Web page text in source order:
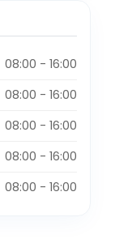
08:00 - 16:00
08:00 - 16:00
08:00 - 16:00
08:00 - 16:00
08:00 - 16:00